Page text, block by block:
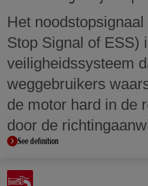
Het
Stop Signal of ESS)
veiligheidssysteem
weggebruikers
de motor hard in de
door de
knipperen tijdens het
See definition